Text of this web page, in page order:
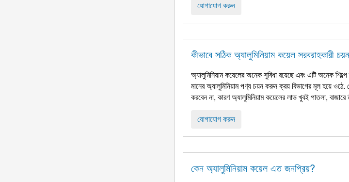
যোগাযোগ করুন
কীভাবে সঠিক অ্যালুমিনিয়াম কয়েল সরবরাহকারী
অ্যালুমিনিয়াম কয়েলের অনেক সুবিধা রয়েছে এবং এটি অনেক
মানের অ্যালুমিনিয়াম পণ্য চয়ন করুন ক্রয় বিভাগের মূল হয়ে
করবেন না, কারণ অ্যালুমিনিয়াম কয়েলের লাভ খুবই পাতলা,
যোগাযোগ করুন
কেন অ্যালুমিনিয়াম কয়েল এত জনপ্রিয়?